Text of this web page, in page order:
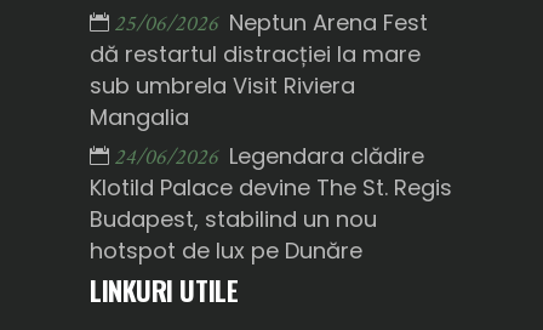
25/06/2026 Neptun Arena Fest
dă restartul distracției la mare
sub umbrela Visit Riviera
Mangalia
24/06/2026 Legendara clădire
Klotild Palace devine The St. Regis
Budapest, stabilind un nou
hotspot de lux pe Dunăre
LINKURI UTILE